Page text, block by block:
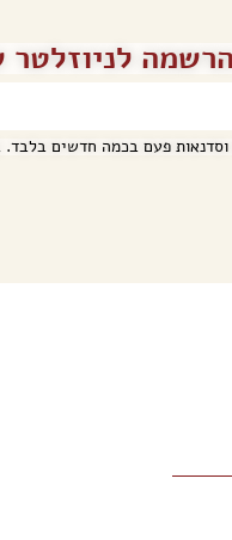
הרשמה לניוזלטר
וסדנאות פעם בכמה חדשים